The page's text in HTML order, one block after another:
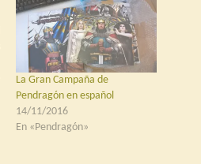
La Gran Campaña de
Pendragón en español
14/11/2016
En «Pendragón»